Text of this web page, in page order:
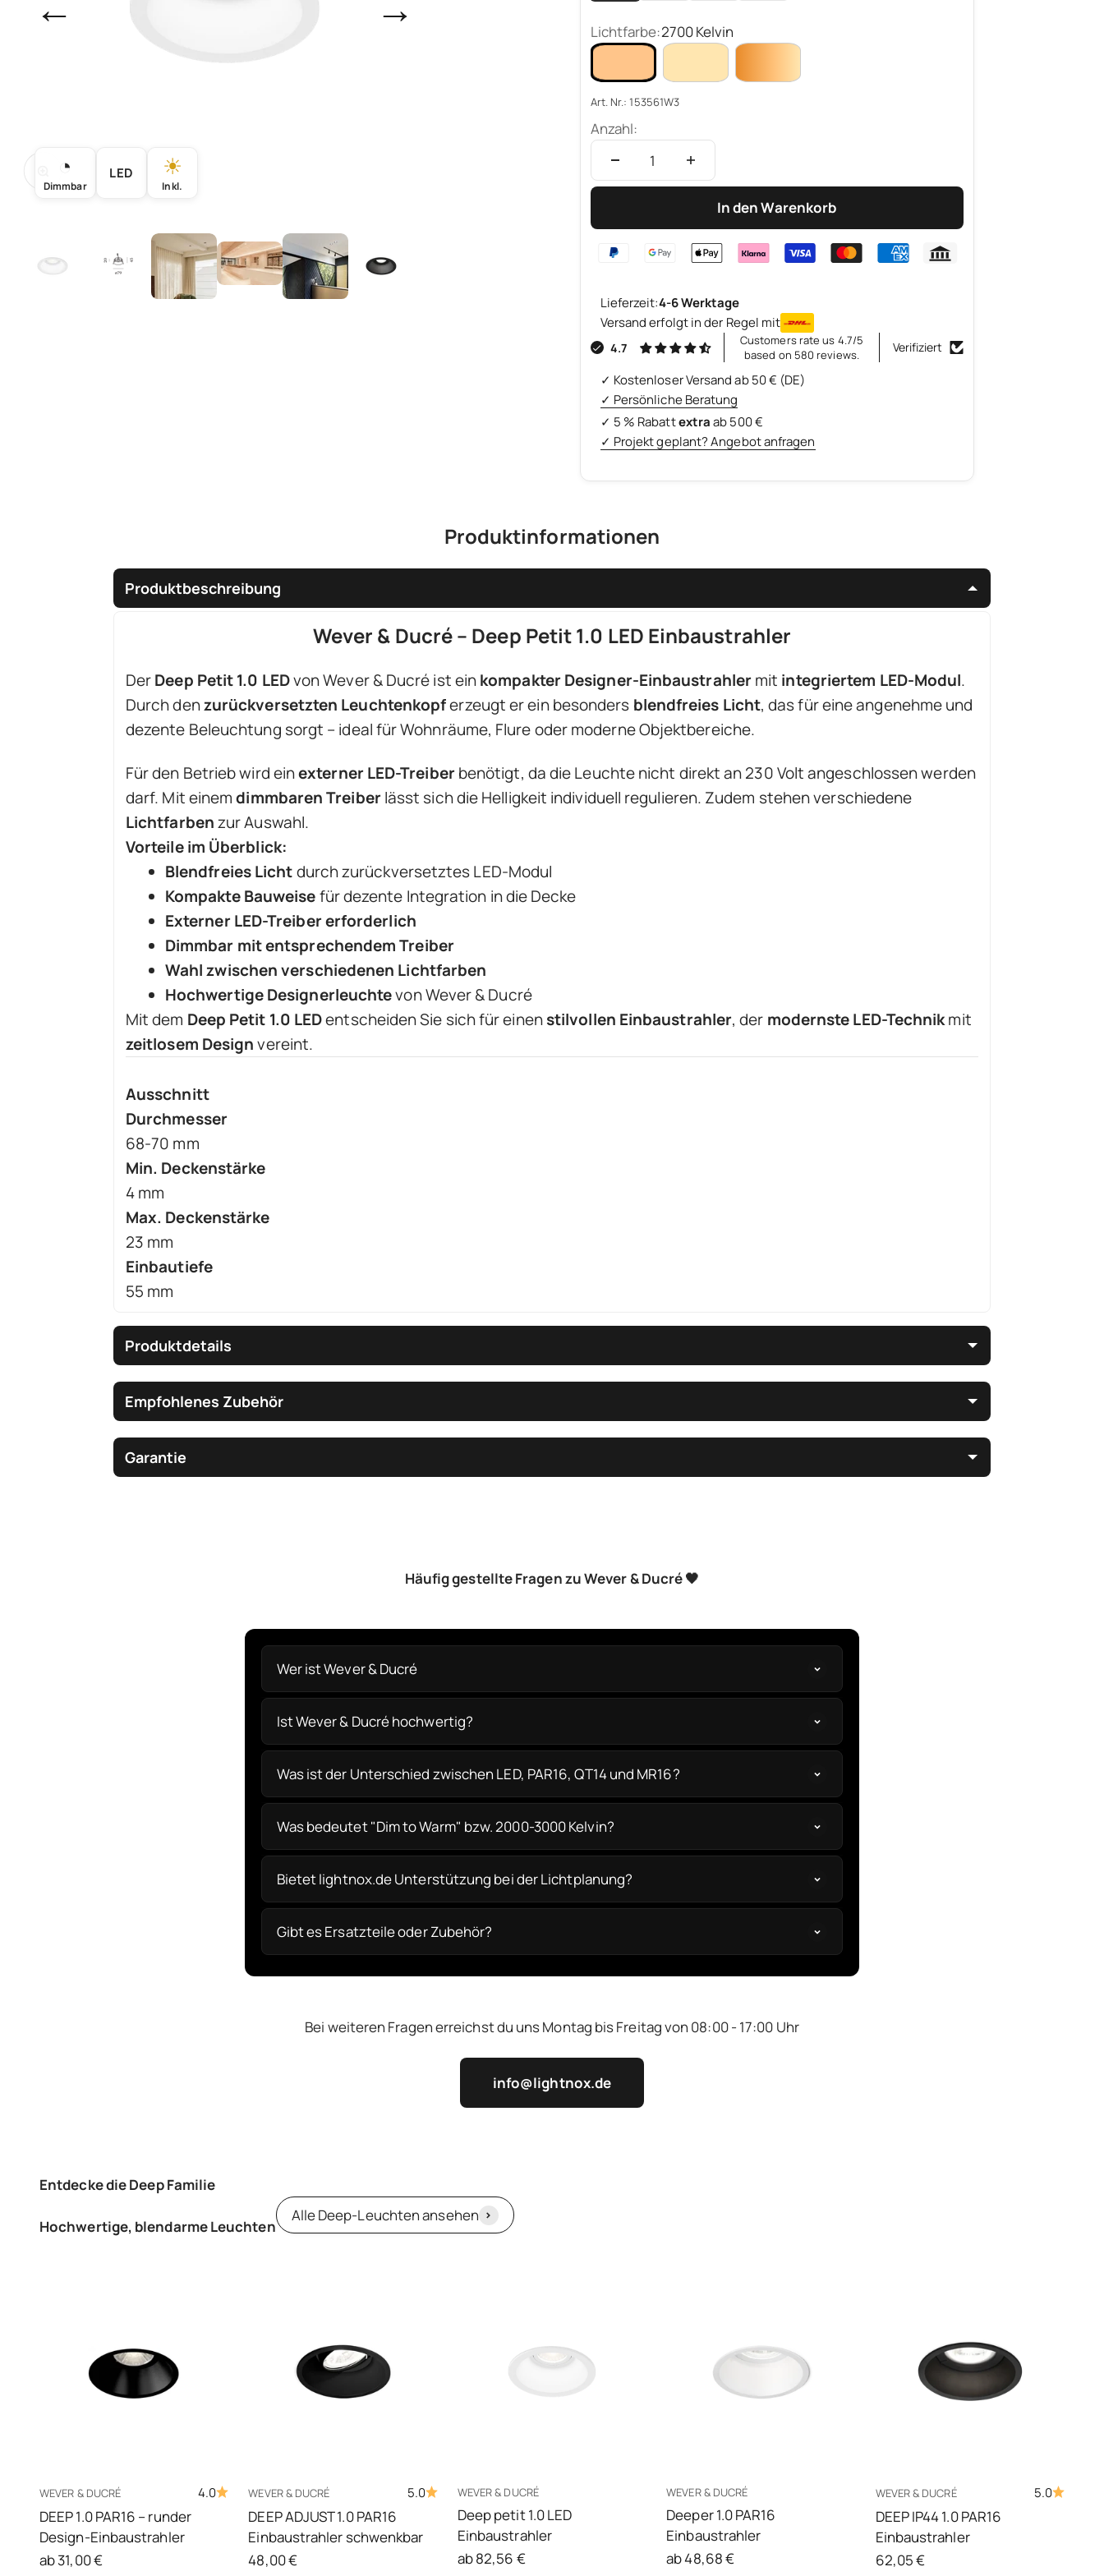
◔
Dimmbar
LED ☀
Inkl.
Bild vergrößern
Lichtfarbe:2700 Kelvin
Art. Nr.: 153561W3
Anzahl:
In den Warenkorb
Lieferzeit:4-6 Werktage
Versand erfolgt in der Regel mit
4.7
Customers rate us 4.7/5
based on 580 reviews.
Verifiziert
✓ Kostenloser Versand ab 50 € (DE)
✓ Persönliche Beratung
✓ 5 % Rabattextraab 500 €
✓ Projekt geplant? Angebot anfragen
Produktinformationen
Produktbeschreibung
Wever & Ducré – Deep Petit 1.0 LED Einbaustrahler
DerDeep Petit 1.0 LEDvon Wever & Ducré ist einkompakter Designer-Einbaustrahlermit integriertem LED-Modul.
Durch denzurückversetzten Leuchtenkopferzeugt er ein besonders blendfreies Licht, das für eine angenehme und
dezente Beleuchtung sorgt – ideal für Wohnräume, Flure oder moderne Objektbereiche.
Für den Betrieb wird einexterner LED-Treiberbenötigt, da die Leuchte nicht direkt an 230 Volt angeschlossen werden
darf. Mit einemdimmbaren Treiberlässt sich die Helligkeit individuell regulieren. Zudem stehen verschiedene
Lichtfarbenzur Auswahl.
Vorteile im Überblick:
Blendfreies Lichtdurch zurückversetztes LED-Modul
Kompakte Bauweisefür dezente Integration in die Decke
Externer LED-Treiber erforderlich
Dimmbar mit entsprechendem Treiber
Wahl zwischen verschiedenen Lichtfarben
Hochwertige Designerleuchtevon Wever & Ducré
Mit dem Deep Petit 1.0 LEDentscheiden Sie sich für einenstilvollen Einbaustrahler, der modernste LED-Technikmit
zeitlosem Designvereint.
Ausschnitt
Durchmesser
68-70 mm
Min. Deckenstärke
4 mm
Max. Deckenstärke
23 mm
Einbautiefe
55 mm
Produktdetails
Empfohlenes Zubehör
Garantie
Häufig gestellte Fragen zu Wever & Ducré 🖤
Wer ist Wever & Ducré
Ist Wever & Ducré hochwertig?
Was ist der Unterschied zwischen LED, PAR16, QT14 und MR16?
Was bedeutet "Dim to Warm" bzw. 2000-3000 Kelvin?
Bietet lightnox.de Unterstützung bei der Lichtplanung?
Gibt es Ersatzteile oder Zubehör?
Bei weiteren Fragen erreichst du uns Montag bis Freitag von 08:00 - 17:00 Uhr
info@lightnox.de
Hochwertige, blendarme Leuchten
Alle Deep-Leuchten ansehen
WEVER & DUCRÉ 4.0
DEEP 1.0 PAR16 – runder
Design-Einbaustrahler
Angebot
ab 31,00 €
WEVER & DUCRÉ 5.0
DEEP ADJUST 1.0 PAR16
Einbaustrahler schwenkbar
Angebot
48,00 €
WEVER & DUCRÉ
Deep petit 1.0 LED
Einbaustrahler
Angebot
ab 82,56 €
WEVER & DUCRÉ
Deeper 1.0 PAR16
Einbaustrahler
Angebot
ab 48,68 €
WEVER & DUCRÉ 5.0
DEEP IP44 1.0 PAR16
Einbaustrahler
Angebot
62,05 €